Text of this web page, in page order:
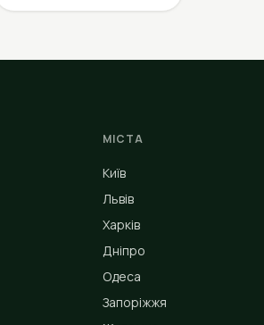
МІСТА
Київ
Львів
Харків
Дніпро
Одеса
Запоріжжя